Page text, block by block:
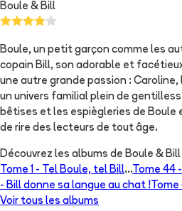
Boule & Bill
Boule, un petit garçon comme les
copain Bill, son adorable et
une autre grande passion :
un univers familial plein de
bêtises et les espiègleries de
de rire des lecteurs de tout âge.
Découvrez les albums de Boule & Bill
Tome 1 - Tel Boule, tel Bill...Tome 44 -
- Bill donne sa langue au chat ! Tome
Voir tous les albums